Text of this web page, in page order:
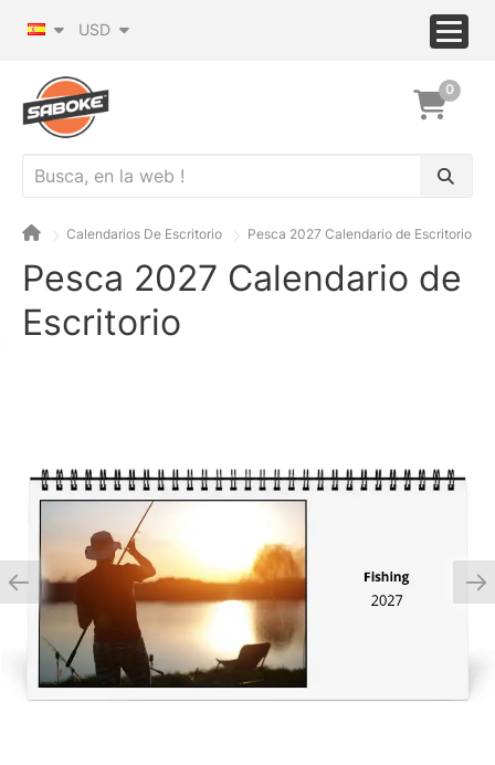
USD
0
Calendarios De Escritorio Pesca 2027 Calendario de Escritorio
Pesca 2027 Calendario de
Escritorio